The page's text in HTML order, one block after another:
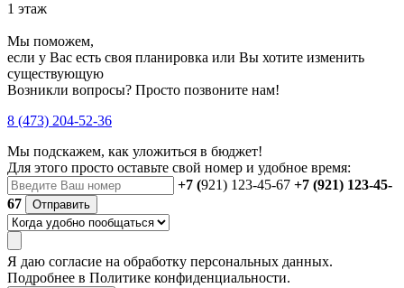
1 этаж
Мы поможем,
если у Вас есть своя планировка или Вы хотите изменить
существующую
Возникли вопросы? Просто позвоните нам!
8 (473) 204-52-36
Мы подскажем, как уложиться в бюджет!
Для этого просто оставьте свой номер и удобное время:
+7 (921) 123-45-67 +7 (921) 123-45-
67
Отправить
Я даю согласие на обработку персональных данных.
Подробнее в Политике конфиденциальности.